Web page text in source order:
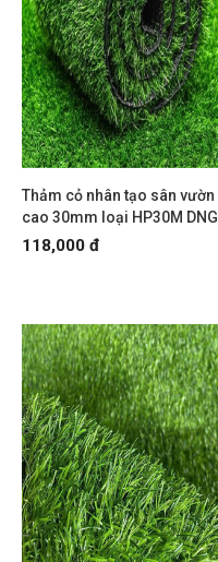
Thảm cỏ nhân tạo sân vườn
cao 30mm loại HP30M DNG
118,000 đ